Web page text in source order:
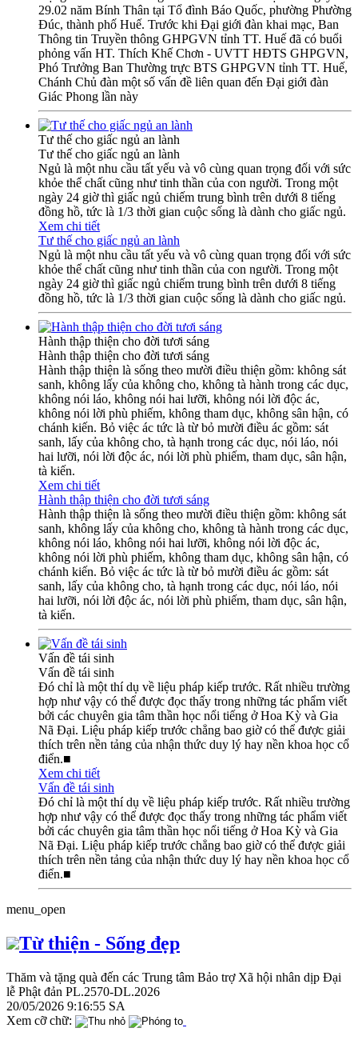
29.02 năm Bính Thân tại Tổ đình Báo Quốc, phường Phường
Đúc, thành phố Huế. Trước khi Đại giới đàn khai mạc, Ban
Thông tin Truyền thông GHPGVN tỉnh TT. Huế đã có buổi
phỏng vấn HT. Thích Khế Chơn - UVTT HĐTS GHPGVN,
Phó Trưởng Ban Thường trực BTS GHPGVN tỉnh TT. Huế,
Chánh Chủ đàn một số vấn đề liên quan đến Đại giới đàn
Giác Phong lần này
Tư thế cho giấc ngủ an lành
Tư thế cho giấc ngủ an lành
Ngủ là một nhu cầu tất yếu và vô cùng quan trọng đối với sức
khỏe thể chất cũng như tinh thần của con người. Trong một
ngày 24 giờ thì giấc ngủ chiếm trung bình trên dưới 8 tiếng
đồng hồ, tức là 1/3 thời gian cuộc sống là dành cho giấc ngủ.
Xem chi tiết
Tư thế cho giấc ngủ an lành
Ngủ là một nhu cầu tất yếu và vô cùng quan trọng đối với sức
khỏe thể chất cũng như tinh thần của con người. Trong một
ngày 24 giờ thì giấc ngủ chiếm trung bình trên dưới 8 tiếng
đồng hồ, tức là 1/3 thời gian cuộc sống là dành cho giấc ngủ.
Hành thập thiện cho đời tươi sáng
Hành thập thiện cho đời tươi sáng
Hành thập thiện là sống theo mười điều thiện gồm: không sát
sanh, không lấy của không cho, không tà hành trong các dục,
không nói láo, không nói hai lưỡi, không nói lời độc ác,
không nói lời phù phiếm, không tham dục, không sân hận, có
chánh kiến. Bỏ việc ác tức là từ bỏ mười điều ác gồm: sát
sanh, lấy của không cho, tà hạnh trong các dục, nói láo, nói
hai lưỡi, nói lời độc ác, nói lời phù phiếm, tham dục, sân hận,
tà kiến.
Xem chi tiết
Hành thập thiện cho đời tươi sáng
Hành thập thiện là sống theo mười điều thiện gồm: không sát
sanh, không lấy của không cho, không tà hành trong các dục,
không nói láo, không nói hai lưỡi, không nói lời độc ác,
không nói lời phù phiếm, không tham dục, không sân hận, có
chánh kiến. Bỏ việc ác tức là từ bỏ mười điều ác gồm: sát
sanh, lấy của không cho, tà hạnh trong các dục, nói láo, nói
hai lưỡi, nói lời độc ác, nói lời phù phiếm, tham dục, sân hận,
tà kiến.
Vấn đề tái sinh
Vấn đề tái sinh
Đó chỉ là một thí dụ về liệu pháp kiếp trước. Rất nhiều trường
hợp như vậy có thể được đọc thấy trong những tác phẩm viết
bởi các chuyên gia tâm thần học nổi tiếng ở Hoa Kỳ và Gia
Nã Đại. Liệu pháp kiếp trước chẳng bao giờ có thể được giải
thích trên nền tảng của nhận thức duy lý hay nền khoa học cổ
điển.■
Xem chi tiết
Vấn đề tái sinh
Đó chỉ là một thí dụ về liệu pháp kiếp trước. Rất nhiều trường
hợp như vậy có thể được đọc thấy trong những tác phẩm viết
bởi các chuyên gia tâm thần học nổi tiếng ở Hoa Kỳ và Gia
Nã Đại. Liệu pháp kiếp trước chẳng bao giờ có thể được giải
thích trên nền tảng của nhận thức duy lý hay nền khoa học cổ
điển.■
menu_open
Từ thiện - Sống đẹp
Thăm và tặng quà đến các Trung tâm Bảo trợ Xã hội nhân dịp Đại
lễ Phật đản PL.2570-DL.2026
20/05/2026 9:16:55 SA
Xem cỡ chữ: